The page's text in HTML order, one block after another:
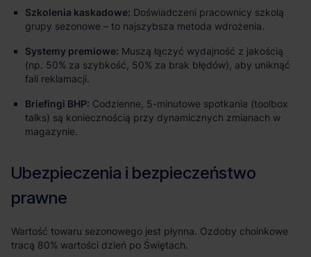
Szkolenia kaskadowe: Doświadczeni pracownicy szkolą
grupy sezonowe – to najszybsza metoda wdrożenia.
Systemy premiowe: Muszą łączyć wydajność z jakością
(np. 50% za szybkość, 50% za brak błędów), aby uniknąć
fali reklamacji.
Briefingi BHP: Codzienne, 5-minutowe spotkania (toolbox
talks) są koniecznością przy dynamicznych zmianach w
magazynie.